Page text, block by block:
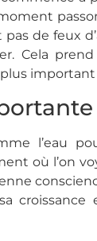
pas de feux
Cela
l’eau
où l’on